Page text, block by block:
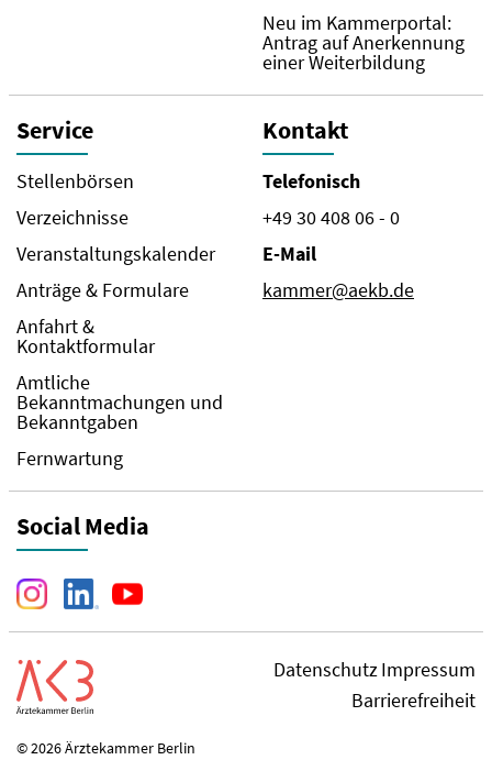
Neu im Kammerportal:
Antrag auf Anerkennung
einer Weiterbildung
Service
Stellenbörsen
Verzeichnisse
Veranstaltungskalender
Anträge & Formulare
Anfahrt &
Kontaktformular
Amtliche
Bekanntmachungen und
Bekanntgaben
Fernwartung
Kontakt
Telefonisch
+49 30 408 06 - 0
E-Mail
kammer@aekb.de
Social Media
DatenschutzImpressum
Barrierefreiheit
© 2026 Ärztekammer Berlin